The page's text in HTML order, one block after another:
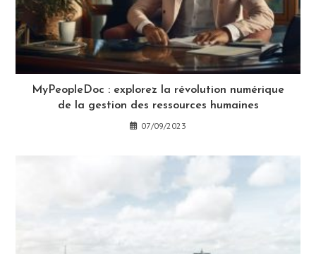
MyPeopleDoc : explorez la révolution numérique
de la gestion des ressources humaines
07/09/2023